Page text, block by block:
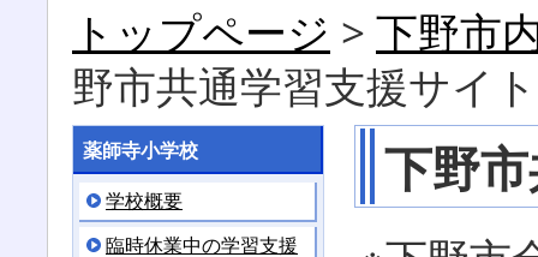
トップページ > 下野市
野市共通学習支援サイト
薬師寺小学校
学校概要
臨時休業中の学習支援
下野